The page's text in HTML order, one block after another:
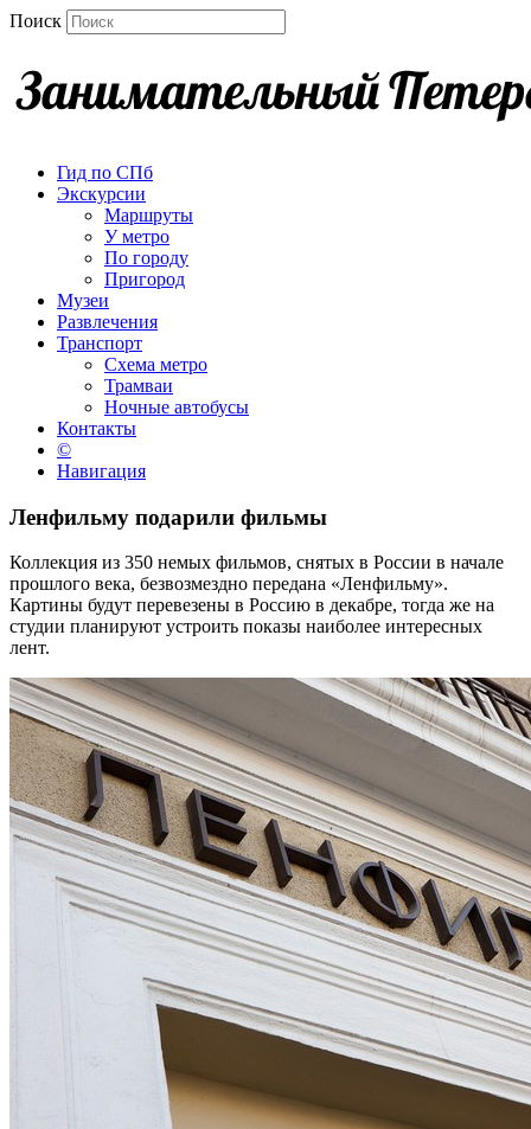
Поиск
Гид по СПб
Экскурсии
Маршруты
У метро
По городу
Пригород
Музеи
Развлечения
Транспорт
Схема метро
Трамваи
Ночные автобусы
Контакты
©
Навигация
Ленфильму подарили фильмы
Коллекция из 350 немых фильмов, снятых в России в начале
прошлого века, безвозмездно передана «Ленфильму».
Картины будут перевезены в Россию в декабре, тогда же на
студии планируют устроить показы наиболее интересных
лент.